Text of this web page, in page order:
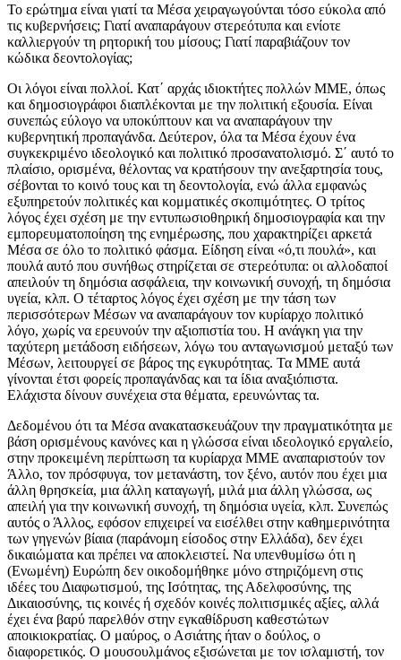
Το ερώτημα είναι γιατί τα Μέσα χειραγωγούνται τόσο εύκολα από
τις κυβερνήσεις; Γιατί αναπαράγουν στερεότυπα και ενίοτε
καλλιεργούν τη ρητορική του μίσους; Γιατί παραβιάζουν τον
κώδικα δεοντολογίας;
Οι λόγοι είναι πολλοί. Κατ΄ αρχάς ιδιοκτήτες πολλών ΜΜΕ, όπως
και δημοσιογράφοι διαπλέκονται με την πολιτική εξουσία. Είναι
συνεπώς εύλογο να υποκύπτουν και να αναπαράγουν την
κυβερνητική προπαγάνδα. Δεύτερον, όλα τα Μέσα έχουν ένα
συγκεκριμένο ιδεολογικό και πολιτικό προσανατολισμό. Σ΄ αυτό το
πλαίσιο, ορισμένα, θέλοντας να κρατήσουν την ανεξαρτησία τους,
σέβονται το κοινό τους και τη δεοντολογία, ενώ άλλα εμφανώς
εξυπηρετούν πολιτικές και κομματικές σκοπιμότητες. Ο τρίτος
λόγος έχει σχέση με την εντυπωσιοθηρική δημοσιογραφία και την
εμπορευματοποίηση της ενημέρωσης, που χαρακτηρίζει αρκετά
Μέσα σε όλο το πολιτικό φάσμα. Είδηση είναι «ό,τι πουλά», και
πουλά αυτό που συνήθως στηρίζεται σε στερεότυπα: οι αλλοδαποί
απειλούν τη δημόσια ασφάλεια, την κοινωνική συνοχή, τη δημόσια
υγεία, κλπ. Ο τέταρτος λόγος έχει σχέση με την τάση των
περισσότερων Μέσων να αναπαράγουν τον κυρίαρχο πολιτικό
λόγο, χωρίς να ερευνούν την αξιοπιστία του. Η ανάγκη για την
ταχύτερη μετάδοση ειδήσεων, λόγω του ανταγωνισμού μεταξύ των
Μέσων, λειτουργεί σε βάρος της εγκυρότητας. Τα ΜΜΕ αυτά
γίνονται έτσι φορείς προπαγάνδας και τα ίδια αναξιόπιστα.
Ελάχιστα δίνουν συνέχεια στα θέματα, ερευνώντας τα.
Δεδομένου ότι τα Μέσα ανακατασκευάζουν την πραγματικότητα με
βάση ορισμένους κανόνες και η γλώσσα είναι ιδεολογικό εργαλείο,
στην προκειμένη περίπτωση τα κυρίαρχα ΜΜΕ αναπαριστούν τον
Άλλο, τον πρόσφυγα, τον μετανάστη, τον ξένο, αυτόν που έχει μια
άλλη θρησκεία, μια άλλη καταγωγή, μιλά μια άλλη γλώσσα, ως
απειλή για την κοινωνική συνοχή, τη δημόσια υγεία, κλπ. Συνεπώς
αυτός ο Άλλος, εφόσον επιχειρεί να εισέλθει στην καθημερινότητα
των γηγενών βίαια (παράνομη είσοδος στην Ελλάδα), δεν έχει
δικαιώματα και πρέπει να αποκλειστεί. Να υπενθυμίσω ότι η
(Ενωμένη) Ευρώπη δεν οικοδομήθηκε μόνο στηριζόμενη στις
ιδέες του Διαφωτισμού, της Ισότητας, της Αδελφοσύνης, της
Δικαιοσύνης, τις κοινές ή σχεδόν κοινές πολιτισμικές αξίες, αλλά
έχει ένα βαρύ παρελθόν στην εγκαθίδρυση καθεστώτων
αποικιοκρατίας. Ο μαύρος, ο Ασιάτης ήταν ο δούλος, ο
διαφορετικός. Ο μουσουλμάνος εξισώνεται με τον ισλαμιστή, τον